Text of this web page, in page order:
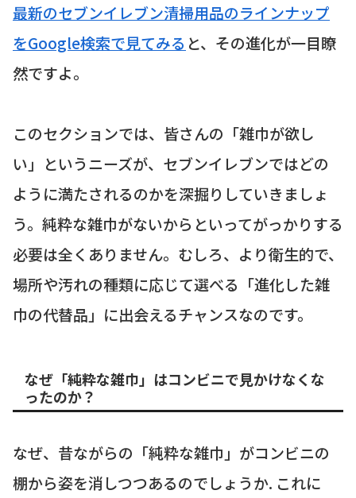
最新のセブンイレブン清掃用品のラインナップ
をGoogle検索で見てみる と、その進化が一目瞭
然ですよ。
このセクションでは、皆さんの「雑巾が欲し
い」というニーズが、セブンイレブンではどの
ように満たされるのかを深掘りしていきましょ
う。純粋な雑巾がないからといってがっかりする
必要は全くありません。むしろ、より衛生的で、
場所や汚れの種類に応じて選べる「進化した雑
巾の代替品」に出会えるチャンスなのです。
なぜ「純粋な雑巾」はコンビニで見かけなくな
ったのか？
なぜ、昔ながらの「純粋な雑巾」がコンビニの
棚から姿を消しつつあるのでしょうか. これに